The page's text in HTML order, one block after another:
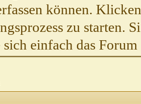
können.
zu starten.
sich einfach das